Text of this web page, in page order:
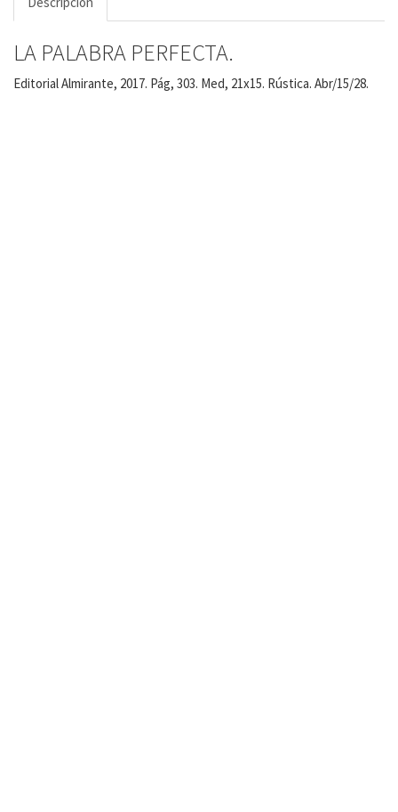
LA PALABRA PERFECTA.
Editorial Almirante, 2017. Pág, 303. Med, 21x15. Rústica. Abr/15/28.